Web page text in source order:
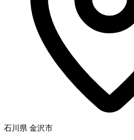
石川県 金沢市